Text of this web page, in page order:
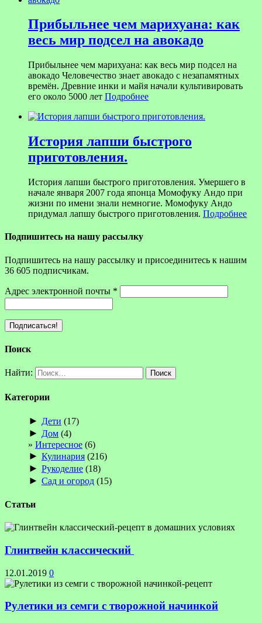
Прибыльнее чем марихуана: как
весь мир подсел на авокадо
Прибыльнее чем марихуана: как весь мир подсел на
авокадо Человечество знает авокадо с незапамятных
времён. Древние инки и майя начали культивировать
его около 5000 лет Подробнее
История лапши быстрого
приготовления.
История лапши быстрого приготовления. Умершего в
начале января 2007 года японца Момофуку Андо при
жизни по имени знали немногие. Момофуку Андо
придумал лапшу быстрого приготовления. Подробнее
Подпишитесь на нашу рассылку
Подпишитесь на нашу рассылку и присоединитесь к нашим
36 605 подписчикам.
Адрес электронной почты *
Поиск
Найти:
Категории
► Дети (17)
► Дом (4)
Интересное (6)
► Кулинария (216)
► Рукоделие (18)
► Сад и огород (15)
Статьи
Глинтвейн классический
12.01.2019 0
Рулетики из семги с творожной начинкой